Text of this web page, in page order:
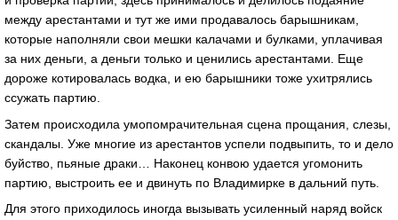
между арестантами и тут же ими продавалось барышникам,
которые наполняли свои мешки калачами и булками, уплачивая
за них деньги, а деньги только и ценились арестантами. Еще
дороже котировалась водка, и ею барышники тоже ухитрялись
ссужать партию.
Затем происходила умопомрачительная сцена прощания, слезы,
скандалы. Уже многие из арестантов успели подвыпить, то и дело
буйство, пьяные драки… Наконец конвою удается угомонить
партию, выстроить ее и двинуть по Владимирке в дальний путь.
Для этого приходилось иногда вызывать усиленный наряд войск